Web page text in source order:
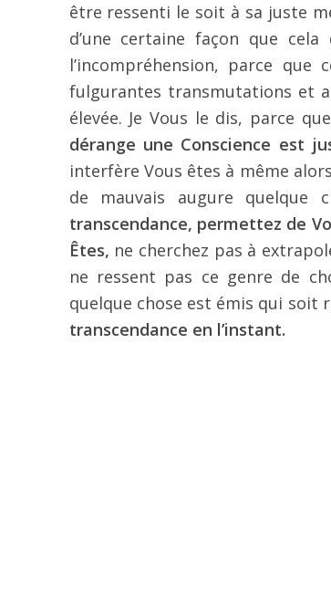
être ressenti le soit à sa juste
d’une certaine façon que
l’incompréhension, parce
fulgurantes transmutations et
élevée. Je Vous le dis, parce
dérange une Conscience est
interfère Vous êtes à même
de mauvais augure
transcendance, permettez de
Êtes, ne cherchez pas à
ne ressent pas ce genre de
quelque chose est émis qui soit
transcendance en l’instant.